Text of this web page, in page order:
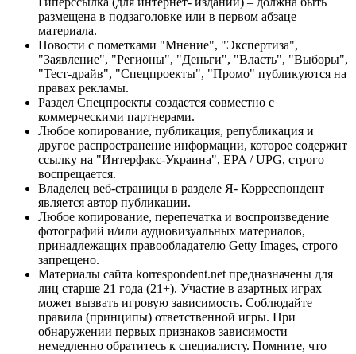
размещена в подзаголовке или в первом абзаце
материала.
Новости с пометками "Мнение", "Экспертиза",
"Заявление", "Регионы", "Деньги", "Власть", "Выборы",
"Тест-драйв", "Спецпроекты", "Промо" публикуются на
правах рекламы.
Раздел Спецпроекты создается совместно с
коммерческими партнерами.
Любое копирование, публикация, републикация и
другое распространение информации, которое содержит
ссылку на "Интерфакс-Украина", EPA / UPG, строго
воспрещается.
Владелец веб-страницы в разделе Я- Корреспондент
является автор публикации.
Любое копирование, перепечатка и воспроизведение
фотографий и/или аудиовизуальных материалов,
принадлежащих правообладателю Getty Images, строго
запрещено.
Материалы сайта korrespondent.net предназначены для
лиц старше 21 года (21+). Участие в азартных играх
может вызвать игровую зависимость. Соблюдайте
правила (принципы) ответственной игры. При
обнаружении первых признаков зависимости
немедленно обратитесь к специалисту. Помните, что